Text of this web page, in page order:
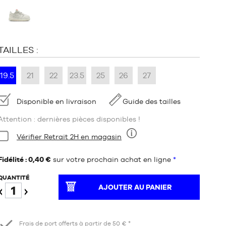
:
19.5 21 22 23.5 25 26 27
Disponible en livraison Guide des tailles
: dernières pièces disponibles !
Vérifier Retrait 2H en magasin
: 0,40 € sur votre prochain achat en ligne *
AJOUTER AU PANIER
Frais de port offerts à partir de 50 € *